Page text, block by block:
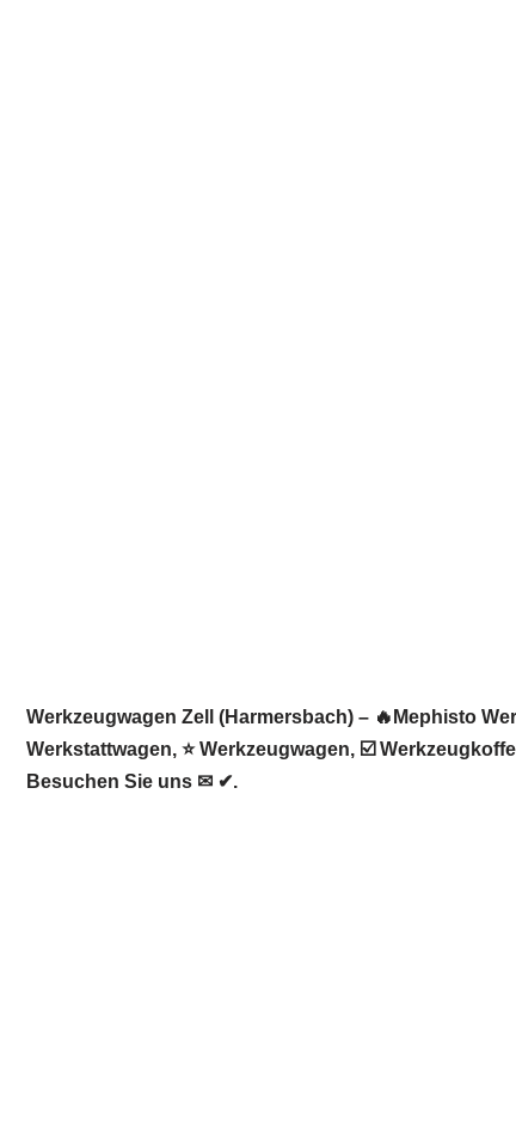
Werkzeugwagen Zell (Harmersbach) – 🔥Mephisto
Werkstattwagen, ⭐ Werkzeugwagen, ☑️
Besuchen Sie uns ✉ ✔.